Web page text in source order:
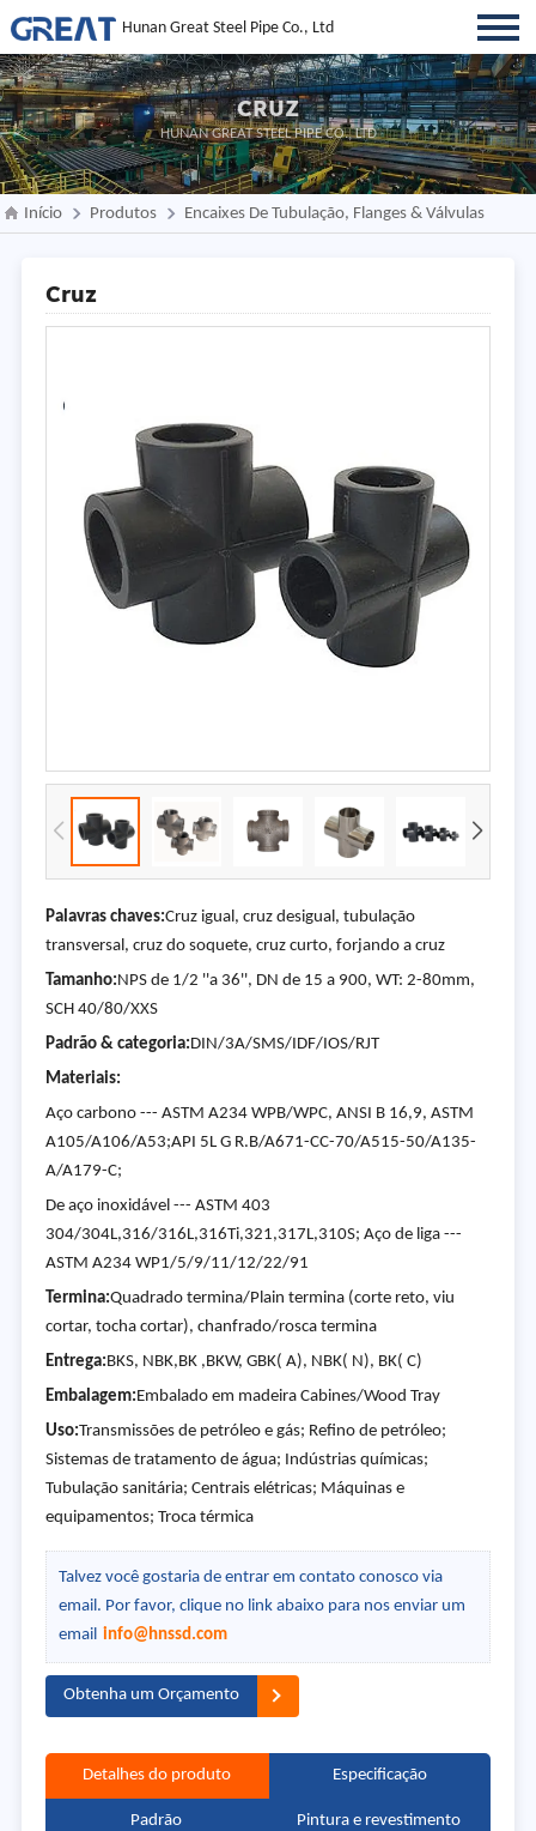
Hunan Great Steel Pipe Co., Ltd
CRUZ
HUNAN GREAT STEEL PIPE CO., LTD
Início Produtos Encaixes De Tubulação, Flanges & Válvulas
Cruz
Palavras chaves:Cruz igual, cruz desigual, tubulação
transversal, cruz do soquete, cruz curto, forjando a cruz
Tamanho:NPS de 1/2 ''a 36'', DN de 15 a 900, WT: 2-80mm,
SCH 40/80/XXS
Padrão & categoria:DIN/3A/SMS/IDF/IOS/RJT
Materiais:
Aço carbono --- ASTM A234 WPB/WPC, ANSI B 16,9, ASTM
A105/A106/A53;API 5L G R.B/A671-CC-70/A515-50/A135-
A/A179-C;
De aço inoxidável --- ASTM 403
304/304L,316/316L,316Ti,321,317L,310S; Aço de liga ---
ASTM A234 WP1/5/9/11/12/22/91
Termina:Quadrado termina/Plain termina (corte reto, viu
cortar, tocha cortar), chanfrado/rosca termina
Entrega:BKS, NBK,BK ,BKW, GBK( A), NBK( N), BK( C)
Embalagem:Embalado em madeira Cabines/Wood Tray
Uso:Transmissões de petróleo e gás; Refino de petróleo;
Sistemas de tratamento de água; Indústrias químicas;
Tubulação sanitária; Centrais elétricas; Máquinas e
equipamentos; Troca térmica
Talvez você gostaria de entrar em contato conosco via
email. Por favor, clique no link abaixo para nos enviar um
email info@hnssd.com
Obtenha um Orçamento
Detalhes do produto Especificação
Padrão Pintura e revestimento